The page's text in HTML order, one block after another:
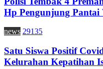
Hp Pengunjung Pantai
news 29135
Satu Siswa Positif
Kelurahan Kepatihan